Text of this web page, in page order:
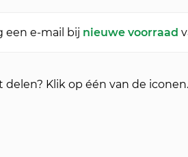
een e-mail bij nieuwe voorraad
Klik op één van de iconen.